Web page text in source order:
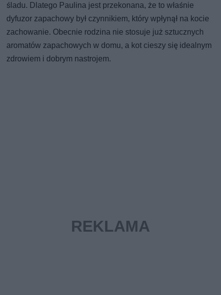
śladu. Dlatego Paulina jest przekonana, że to właśnie
dyfuzor zapachowy był czynnikiem, który wpłynął na kocie
zachowanie. Obecnie rodzina nie stosuje już sztucznych
aromatów zapachowych w domu, a kot cieszy się idealnym
zdrowiem i dobrym nastrojem.